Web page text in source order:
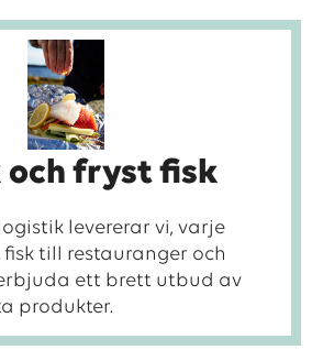
och fryst fisk
levererar vi, varje
till restauranger och
ett brett utbud av
produkter.